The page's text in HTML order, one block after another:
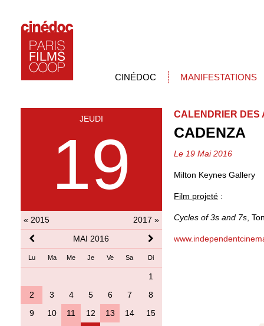
CINÉDOC MANIFESTATIONS
JEUDI
19
« 2015
2017 »
MAI 2016
Lu Ma Me Je Ve Sa Di
1
2
3 4 5 6 7
8
9
10 11 12 13 14
15
CALENDRIER DES
CADENZA
Le 19 Mai 2016
Milton Keynes Gallery
Film projeté :
Cycles of 3s and 7s ,